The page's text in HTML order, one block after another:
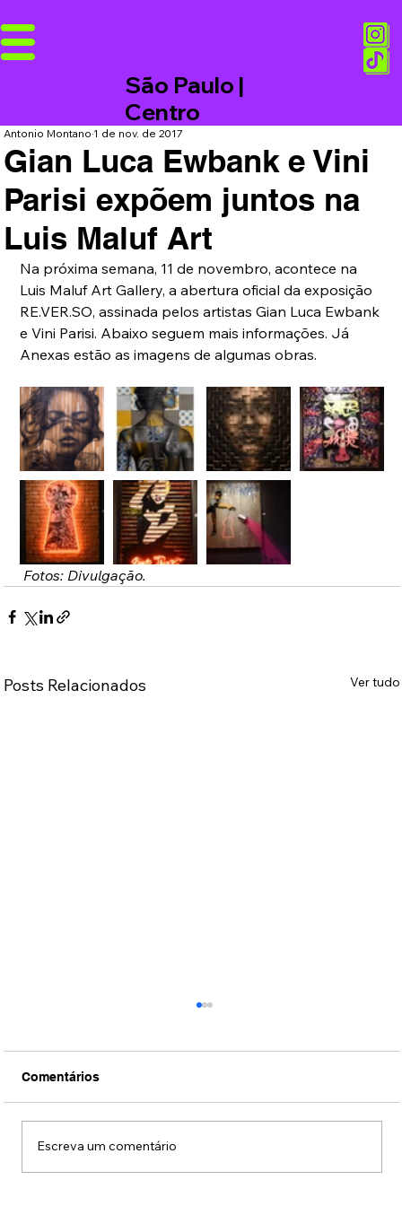
São Paulo |
Centro
Gian Luca Ewbank e Vini
Parisi expõem juntos na
Luis Maluf Art
Antonio Montano1 de nov. de 2017
Na próxima semana, 11 de novembro, acontece na
Luis Maluf Art Gallery, a abertura oficial da exposição
RE.VER.SO, assinada pelos artistas Gian Luca Ewbank
e Vini Parisi. Abaixo seguem mais informações. Já
Anexas estão as imagens de algumas obras.
Fotos: Divulgação.
Posts Relacionados Ver tudo
Comentários
Escreva um comentário